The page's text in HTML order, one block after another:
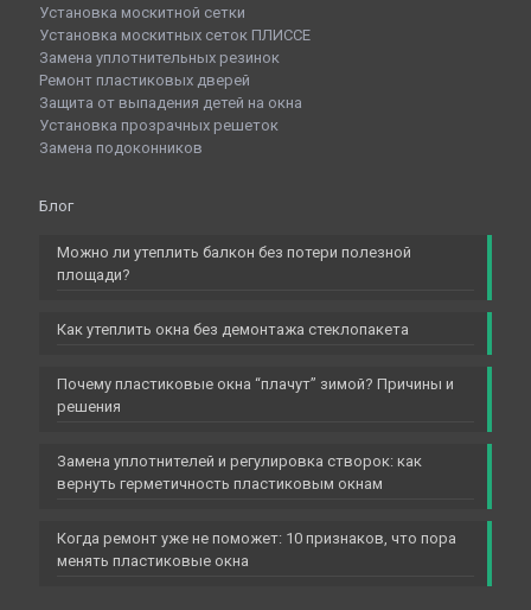
Установка москитной сетки
Установка москитных сеток ПЛИССЕ
Замена уплотнительных резинок
Ремонт пластиковых дверей
Защита от выпадения детей на окна
Установка прозрачных решеток
Замена подоконников
Блог
Можно ли утеплить балкон без потери полезной
площади?
Как утеплить окна без демонтажа стеклопакета
Почему пластиковые окна “плачут” зимой? Причины и
решения
Замена уплотнителей и регулировка створок: как
вернуть герметичность пластиковым окнам
Когда ремонт уже не поможет: 10 признаков, что пора
менять пластиковые окна